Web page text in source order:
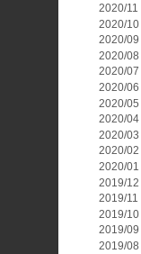
2020/11
2020/10
2020/09
2020/08
2020/07
2020/06
2020/05
2020/04
2020/03
2020/02
2020/01
2019/12
2019/11
2019/10
2019/09
2019/08